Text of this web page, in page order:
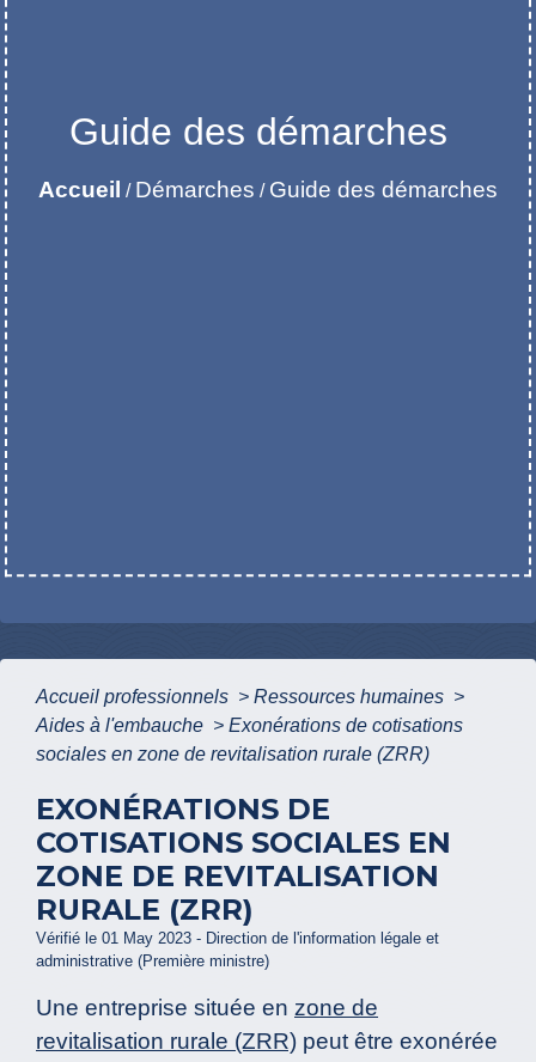
Guide des démarches
Accueil / Démarches / Guide des démarches
Accueil professionnels > Ressources humaines >
Aides à l'embauche > Exonérations de cotisations
sociales en zone de revitalisation rurale (ZRR)
EXONÉRATIONS DE
COTISATIONS SOCIALES EN
ZONE DE REVITALISATION
RURALE (ZRR)
Vérifié le 01 May 2023 - Direction de l'information légale et
administrative (Première ministre)
Une entreprise située en zone de
revitalisation rurale (ZRR) peut être exonérée